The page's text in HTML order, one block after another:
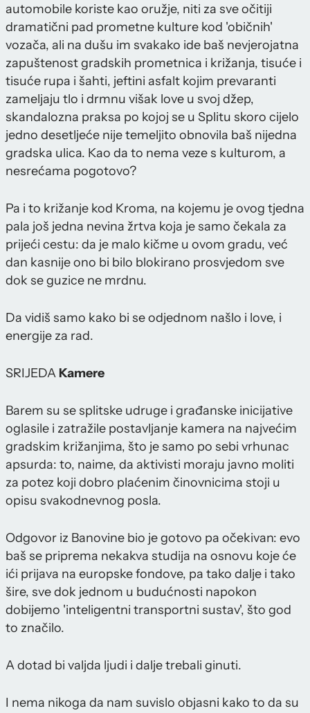
automobile koriste kao oružje, niti za sve očitiji
dramatični pad prometne kulture kod 'običnih'
vozača, ali na dušu im svakako ide baš nevjerojatna
zapuštenost gradskih prometnica i križanja, tisuće i
tisuće rupa i šahti, jeftini asfalt kojim prevaranti
zameljaju tlo i drmnu višak love u svoj džep,
skandalozna praksa po kojoj se u Splitu skoro cijelo
jedno desetljeće nije temeljito obnovila baš nijedna
gradska ulica. Kao da to nema veze s kulturom, a
nesrećama pogotovo?
Pa i to križanje kod Kroma, na kojemu je ovog tjedna
pala još jedna nevina žrtva koja je samo čekala za
prijeći cestu: da je malo kičme u ovom gradu, već
dan kasnije ono bi bilo blokirano prosvjedom sve
dok se guzice ne mrdnu.
Da vidiš samo kako bi se odjednom našlo i love, i
energije za rad.
SRIJEDA Kamere
Barem su se splitske udruge i građanske inicijative
oglasile i zatražile postavljanje kamera na najvećim
gradskim križanjima, što je samo po sebi vrhunac
apsurda: to, naime, da aktivisti moraju javno moliti
za potez koji dobro plaćenim činovnicima stoji u
opisu svakodnevnog posla.
Odgovor iz Banovine bio je gotovo pa očekivan: evo
baš se priprema nekakva studija na osnovu koje će
ići prijava na europske fondove, pa tako dalje i tako
šire, sve dok jednom u budućnosti napokon
dobijemo 'inteligentni transportni sustav', što god
to značilo.
A dotad bi valjda ljudi i dalje trebali ginuti.
I nema nikoga da nam suvislo objasni kako to da su